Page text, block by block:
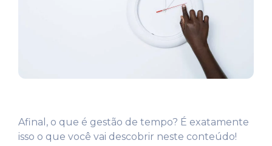
Afinal, o que é gestão de tempo? É exatamente
isso o que você vai descobrir neste conteúdo!